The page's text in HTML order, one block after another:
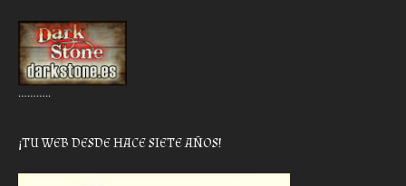
………..
¡TU WEB DESDE HACE SIETE AÑOS!